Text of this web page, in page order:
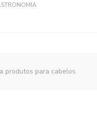
produtos para cabelos